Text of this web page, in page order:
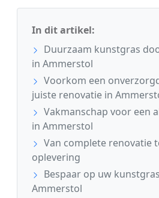
In dit artikel:
Duurzaam kunstgras
in Ammerstol
Voorkom een
juiste renovatie in
Vakmanschap voor een
in Ammerstol
Van complete renovatie
oplevering
Bespaar op uw
Ammerstol